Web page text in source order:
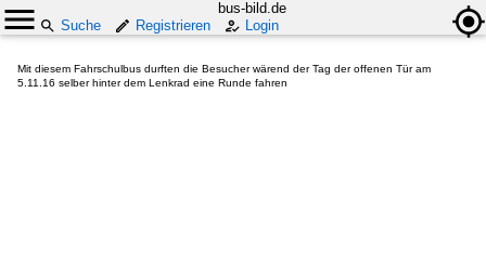
bus-bild.de
Suche
Registrieren Login
Mit diesem Fahrschulbus durften die Besucher wärend der Tag der offenen Tür am
5.11.16 selber hinter dem Lenkrad eine Runde fahren